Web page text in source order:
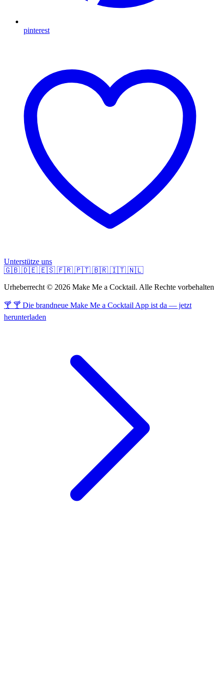
pinterest
Unterstütze uns
🇬🇧 🇩🇪 🇪🇸 🇫🇷 🇵🇹 🇧🇷 🇮🇹 🇳🇱
Urheberrecht © 2026 Make Me a Cocktail. Alle Rechte vorbehalten
🍸 🍸 Die brandneue Make Me a Cocktail App ist da — jetzt
herunterladen